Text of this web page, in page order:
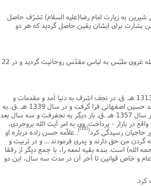
شیرین به زیارت امام رضا(علیه السلام) تشرّف حاصل
بشارت براى ایشان یقین حاصل گردید که هر دو
استاد حسن زاده در اواخر آموزش دروس مقدماتى حوزه، به دستور آیت الله غروى ملبّس به لباس مقدّس روحانیت گردید و در 22
1 ـ آیت الله حاج سید احمد لواسانى، فرزند سید ابوالقاسم: وى در سال 1313 هـ .ق. در نجف اشرف به دنیا آمد و مقدمات و
سطح را نزد آیت الله سید محمّدتقى خوانسارى و آیت الله حاج شیخ محمّد حسین اصفهانى فرا گرفت و در سال 1339 هـ .ق. به
ایران آمد. و پس از مدتى، به عراق رفت و سپس به قم مهاجرت نمود و در سال 1357 هـ .ق. بار دیگر به نجفرفت و سه سال بعد
در بازار - پرداخت. وى به امر آیت الله بروجردى،
حاجیان رسیدگى کرد(
[10]
). علاّمه حسن زاده درباره او
گردن من حق دارند و پدرى فرمودند ... و در تربیت و
الله) است. بنده بقیه لمعه را، با جمع دیگر از رفقا
و خاص قوانین تا آخر آن در مدت سه سال، این دو
کرد.